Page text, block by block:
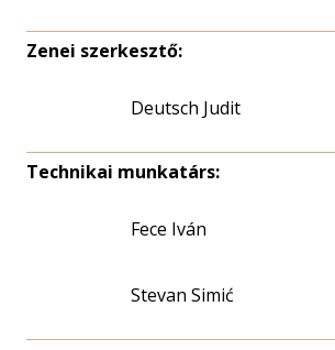
Zenei szerkesztő:
Deutsch Judit
Technikai munkatárs:
Fece Iván
Stevan Simić